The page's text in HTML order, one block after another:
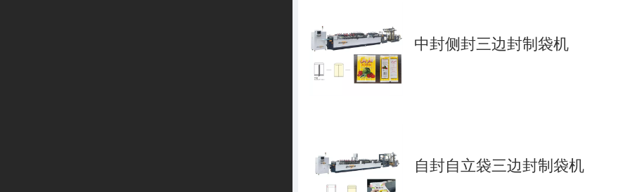
中封侧封三边封制袋机
自封自立袋三边封制袋机